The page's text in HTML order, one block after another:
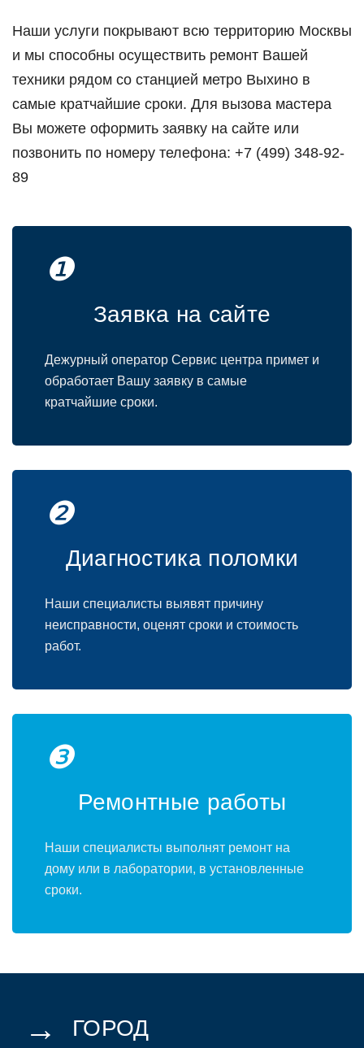
Наши услуги покрывают всю территорию Москвы
и мы способны осуществить ремонт Вашей
техники рядом со станцией метро Выхино в
самые кратчайшие сроки. Для вызова мастера
Вы можете оформить заявку на сайте или
позвонить по номеру телефона: +7 (499) 348-92-
89
❶
Заявка на сайте
Дежурный оператор Сервис центра примет и
обработает Вашу заявку в самые
кратчайшие сроки.
❷
Диагностика поломки
Наши специалисты выявят причину
неисправности, оценят сроки и стоимость
работ.
❸
Ремонтные работы
Наши специалисты выполнят ремонт на
дому или в лаборатории, в установленные
сроки.
→ ГОРОД